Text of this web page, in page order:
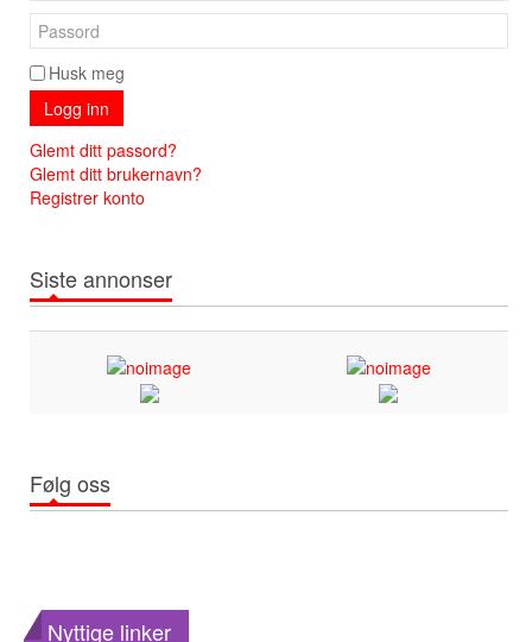
Husk meg
Logg inn
Glemt ditt passord?
Glemt ditt brukernavn?
Registrer konto
Siste annonser
Følg oss
Nyttige linker